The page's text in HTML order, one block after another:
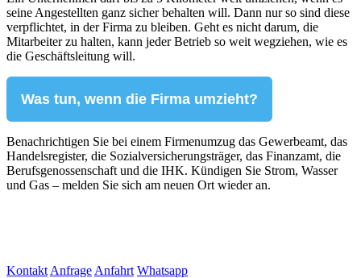
seine Angestellten ganz sicher behalten will. Dann nur so sind diese
verpflichtet, in der Firma zu bleiben. Geht es nicht darum, die
Mitarbeiter zu halten, kann jeder Betrieb so weit wegziehen, wie es
die Geschäftsleitung will.
Was tun, wenn die Firma umzieht?
Benachrichtigen Sie bei einem Firmenumzug das Gewerbeamt, das
Handelsregister, die Sozialversicherungsträger, das Finanzamt, die
Berufsgenossenschaft und die IHK. Kündigen Sie Strom, Wasser
und Gas – melden Sie sich am neuen Ort wieder an.
Kontakt Anfrage Anfahrt Whatsapp